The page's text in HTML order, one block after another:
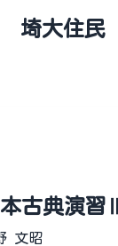
埼大住民
古典演習Ⅲ
文昭